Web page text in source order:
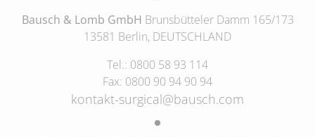
Bausch & Lomb GmbH Brunsbütteler Damm 165/173
13581 Berlin, DEUTSCHLAND
Tel.: 0800 58 93 114
Fax: 0800 90 94 90 94
kontakt-surgical@bausch.com